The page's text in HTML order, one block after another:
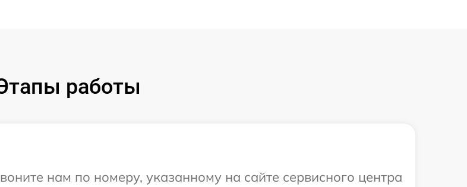
работы
нам по номеру, указанному на сайте сервисного центра